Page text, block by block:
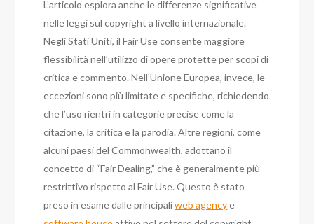
L’articolo esplora anche le differenze significative
nelle leggi sul copyright a livello internazionale.
Negli Stati Uniti, il Fair Use consente maggiore
flessibilità nell’utilizzo di opere protette per scopi di
critica e commento. Nell’Unione Europea, invece, le
eccezioni sono più limitate e specifiche, richiedendo
che l’uso rientri in categorie precise come la
citazione, la critica e la parodia. Altre regioni, come
alcuni paesi del Commonwealth, adottano il
concetto di “Fair Dealing,” che è generalmente più
restrittivo rispetto al Fair Use. Questo è stato
preso in esame dalle principaliweb agencye